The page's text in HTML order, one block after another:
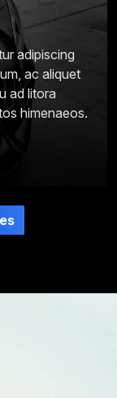
adipiscing
ac aliquet
ad litora
himenaeos.